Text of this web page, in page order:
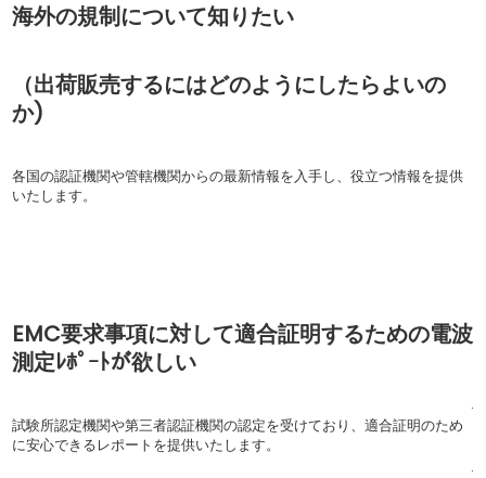
海外の規制について知りたい
（出荷販売するにはどのようにしたらよいの
か)
各国の認証機関や管轄機関からの最新情報を入手し、役立つ情報を提供
いたします。
EMC要求事項に対して適合証明するための電波
測定ﾚﾎﾟｰﾄが欲しい
.
試験所認定機関や第三者認証機関の認定を受けており、適合証明のため
に安心できるレポートを提供いたします。
.